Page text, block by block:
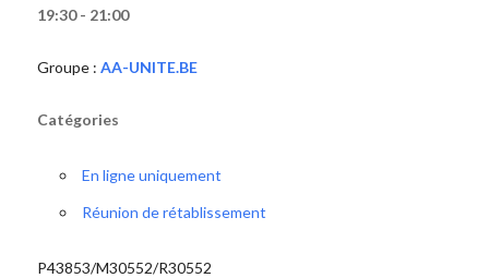
19:30 - 21:00
Groupe : AA-UNITE.BE
Catégories
En ligne uniquement
Réunion de rétablissement
P43853/M30552/R30552